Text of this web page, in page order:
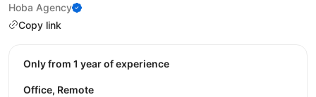
Hoba Agency
Copy link
Only from 1 year of experience
Office, Remote